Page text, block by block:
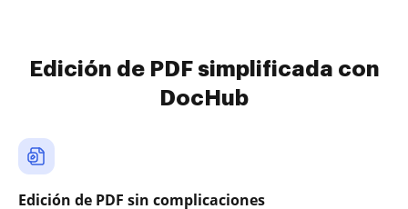
Edición de PDF simplificada con
DocHub
Edición de PDF sin complicaciones